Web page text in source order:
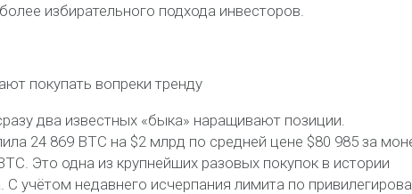
избирательного подхода инвесторов.
покупать вопреки тренду
два известных «быка» наращивают позиции.
24 869 BTC на $2 млрд по средней цене $80 985 за
Это одна из крупнейших разовых покупок в истории
С учётом недавнего исчерпания лимита по